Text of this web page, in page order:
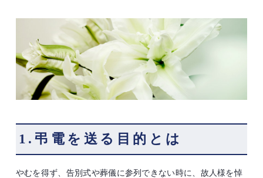
1.弔電を送る目的とは
やむを得ず、告別式や葬儀に参列できない時に、故人様を悼